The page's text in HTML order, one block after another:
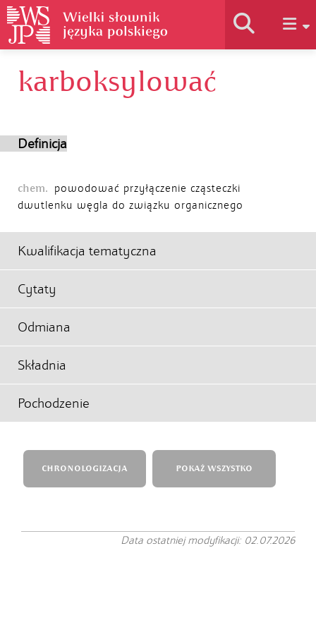
Historia słownika
karboksylować
Definicja
chem.
powodować przyłączenie cząsteczki
dwutlenku węgla do związku organicznego
Kwalifikacja tematyczna
Cytaty
Odmiana
Składnia
Pochodzenie
CHRONOLOGIZACJA POKAŻ WSZYSTKO
Data ostatniej modyfikacji: 02.07.2026